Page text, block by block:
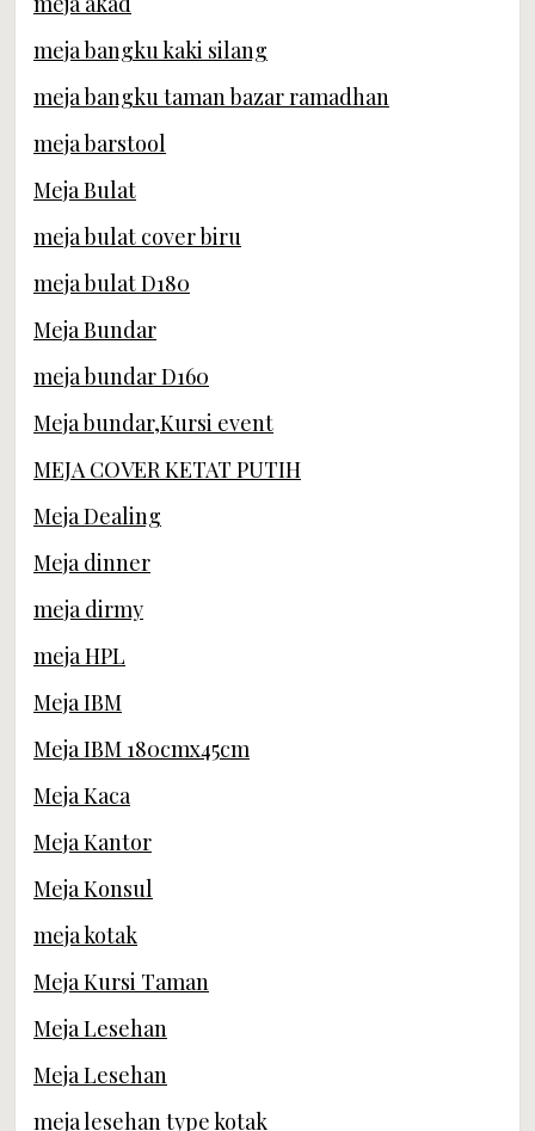
meja bangku kaki silang
meja bangku taman bazar ramadhan
meja barstool
Meja Bulat
meja bulat cover biru
meja bulat D180
Meja Bundar
meja bundar D160
Meja bundar,Kursi event
MEJA COVER KETAT PUTIH
Meja Dealing
Meja dinner
meja dirmy
meja HPL
Meja IBM
Meja IBM 180cmx45cm
Meja Kaca
Meja Kantor
Meja Konsul
meja kotak
Meja Kursi Taman
Meja Lesehan
Meja Lesehan
meja lesehan type kotak